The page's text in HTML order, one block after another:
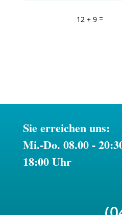
12 + 9 =
Sie erreichen uns:
Mi.-Do. 08.00 -
18:00 Uhr